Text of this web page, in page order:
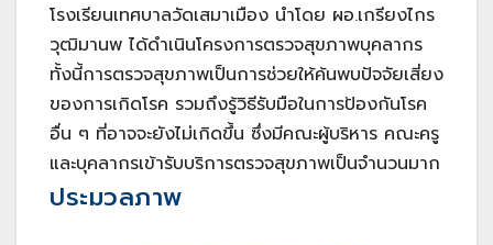
โรงเรียนเทศบาลวัดเสมาเมือง นำโดย ผอ.เกรียงไกร
วุฒิมานพ ได้ดำเนินโครงการตรวจสุขภาพบุคลากร
ทั้งนี้การตรวจสุขภาพเป็นการช่วยให้ค้นพบปัจจัยเสี่ยง
ของการเกิดโรค รวมถึงรู้วิธีรับมือในการป้องกันโรค
อื่น ๆ ที่อาจจะยังไม่เกิดขึ้น ซึ่งมีคณะผู้บริหาร คณะครู
และบุคลากรเข้ารับบริการตรวจสุขภาพเป็นจำนวนมาก
ประมวลภาพ